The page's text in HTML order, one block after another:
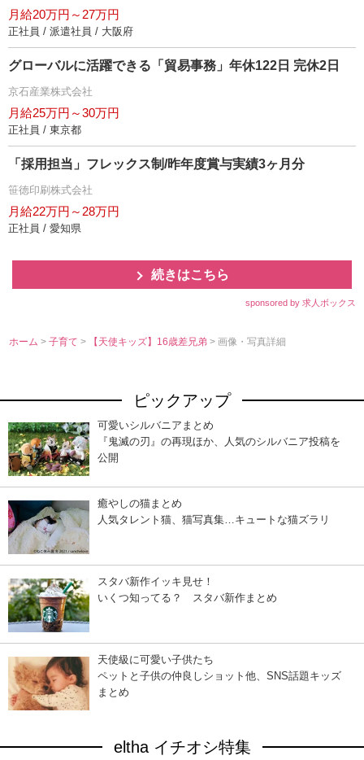
月給20万円～27万円
正社員 / 派遣社員 / 大阪府
グローバルに活躍できる「貿易事務」年休122日 完休2日
京石産業株式会社
月給25万円～30万円
正社員 / 東京都
「採用担当」フレックス制/昨年度賞与実績3ヶ月分
笹徳印刷株式会社
月給22万円～28万円
正社員 / 愛知県
続きはこちら
sponsored by 求人ボックス
ホーム >子育て> 【天使キッズ】16歳差兄弟> 画像・写真詳細
ピックアップ
可愛いシルバニアまとめ
『鬼滅の刃』の再現ほか、人気のシルバニア投稿を
公開
癒やしの猫まとめ
人気タレント猫、猫写真集…キュートな猫ズラリ
スタバ新作イッキ見せ！
いくつ知ってる？ スタバ新作まとめ
天使級に可愛い子供たち
ペットと子供の仲良しショット他、SNS話題キッズ
まとめ
eltha イチオシ特集